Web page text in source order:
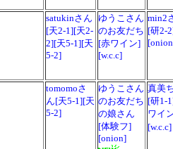
satukinさん
[天2-1][天2-
2][天5-1][天
5-2]
ゆうこさん
のお友だち
[赤ワイン]
[w.c.c]
min2
[研2-
tomomoさ
ん[天5-1][天
5-2]
ゆうこさん
のお友だち
の娘さん
[体験フ]
[onion]
真美
[研1-
ワイ
[w.c.c]